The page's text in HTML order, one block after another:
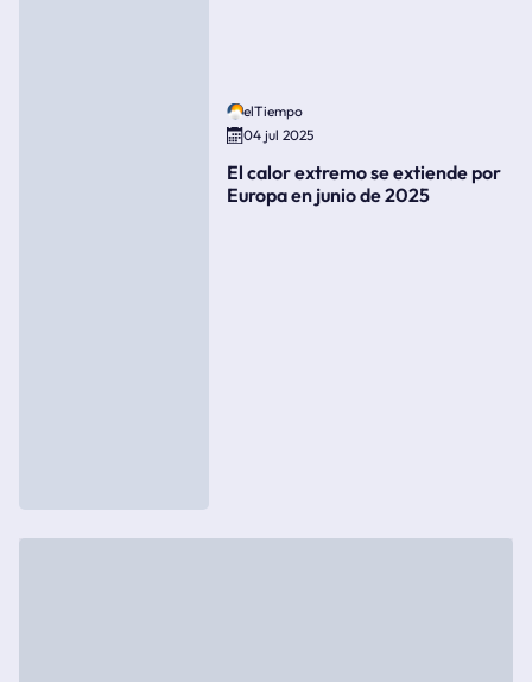
elTiempo
04 jul 2025
El calor extremo se extiende por
Europa en junio de 2025